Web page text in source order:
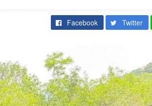
Facebook Twitter